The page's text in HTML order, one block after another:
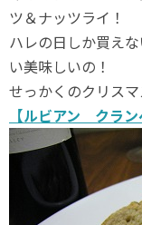
ツ＆ナッツライ！
ハレの日しか買え
い美味しいの！
せっかくのクリス
【ルビアン クラン